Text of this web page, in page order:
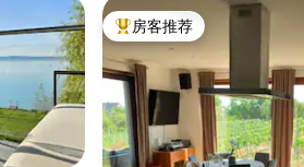
热门「房客推荐」
房客推荐